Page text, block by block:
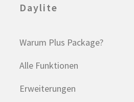
Daylite
Warum Plus Package?
Alle Funktionen
Erweiterungen